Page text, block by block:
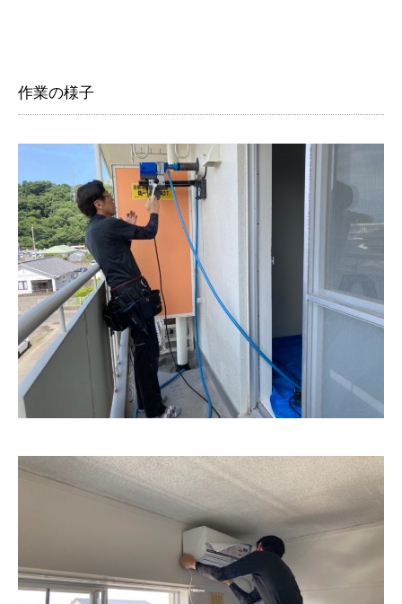
作業の様子